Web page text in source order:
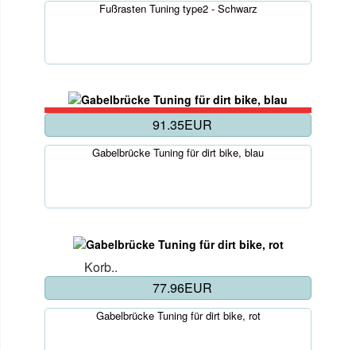
Fußrasten Tuning type2 - Schwarz
91.35EUR
Gabelbrücke Tuning für dirt bike, blau
Korb..
77.96EUR
Gabelbrücke Tuning für dirt bike, rot